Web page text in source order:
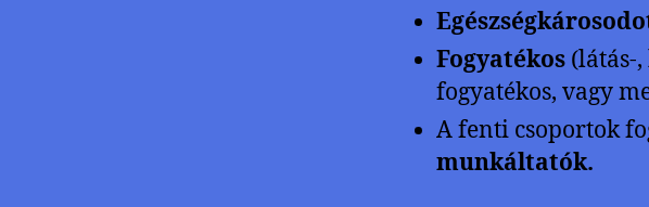
Fogyatékos (látás-
fogyatékos, vagy
A fenti csoportok
munkáltatók.